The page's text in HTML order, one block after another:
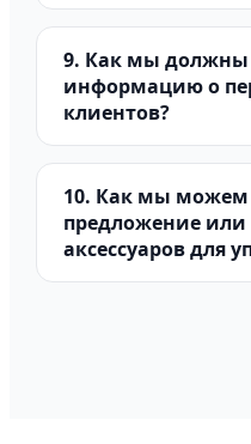
9. Как мы должны
информацию о
клиентов?
10. Как мы можем
предложение или
аксессуаров для